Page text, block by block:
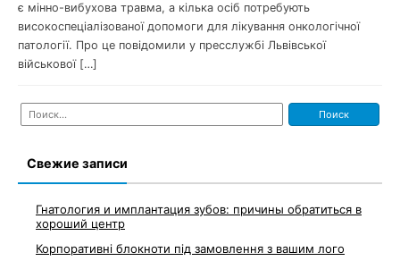
є мінно-вибухова травма, а кілька осіб потребують
високоспеціалізованої допомоги для лікування онкологічної
патології. Про це повідомили у пресслужбі Львівської
військової […]
Найти:
Свежие записи
Гнатология и имплантация зубов: причины обратиться в
хороший центр
Корпоративні блокноти під замовлення з вашим лого